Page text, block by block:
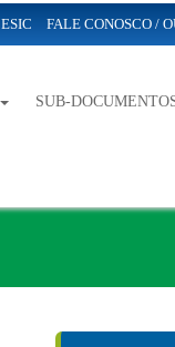
ESIC FALE CONOSCO /
SUB-